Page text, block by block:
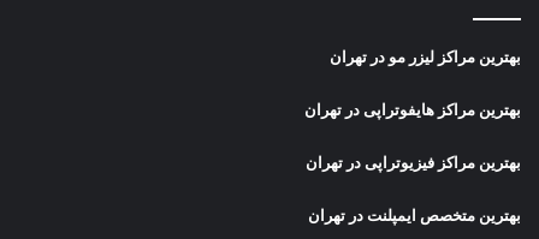
بهترین مراکز لیزر مو در تهران
بهترین مراکز هایفوتراپی در تهران
بهترین مراکز فیزیوتراپی در تهران
بهترین متخصص ایمپلنت در تهران